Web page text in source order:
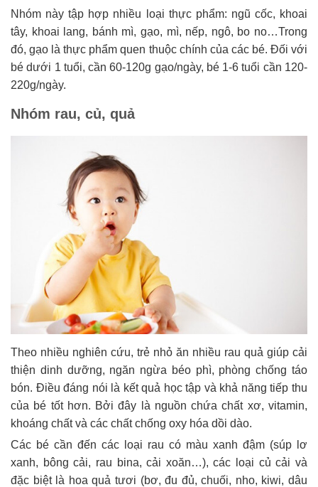
Nhóm này tập hợp nhiều loại thực phẩm: ngũ cốc, khoai
tây, khoai lang, bánh mì, gạo, mì, nếp, ngô, bo no…Trong
đó, gạo là thực phẩm quen thuộc chính của các bé. Đối với
bé dưới 1 tuổi, cần 60-120g gạo/ngày, bé 1-6 tuổi cần 120-
220g/ngày.
Nhóm rau, củ, quả
Theo nhiều nghiên cứu, trẻ nhỏ ăn nhiều rau quả giúp cải
thiện dinh dưỡng, ngăn ngừa béo phì, phòng chống táo
bón. Điều đáng nói là kết quả học tập và khả năng tiếp thu
của bé tốt hơn. Bởi đây là nguồn chứa chất xơ, vitamin,
khoáng chất và các chất chống oxy hóa dồi dào.
Các bé cần đến các loại rau có màu xanh đậm (súp lơ
xanh, bông cải, rau bina, cải xoăn…), các loại củ cải và
đặc biệt là hoa quả tươi (bơ, đu đủ, chuối, nho, kiwi, dâu